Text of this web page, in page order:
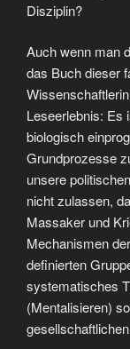
Disziplin?
Auch wenn man
das Buch dieser
Leseerlebnis: Es
biologisch
Grundprozesse
unsere
nicht zulassen,
Massaker und
Mechanismen
definierten
systematisches
(Mentalisieren)